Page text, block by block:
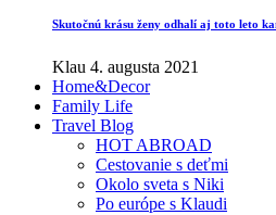
Skutočnú krásu ženy odhalí aj toto leto
Klau 4. augusta 2021
Home&Decor
Family Life
Travel Blog
HOT ABROAD
Cestovanie s deťmi
Okolo sveta s Niki
Po európe s Klaudi